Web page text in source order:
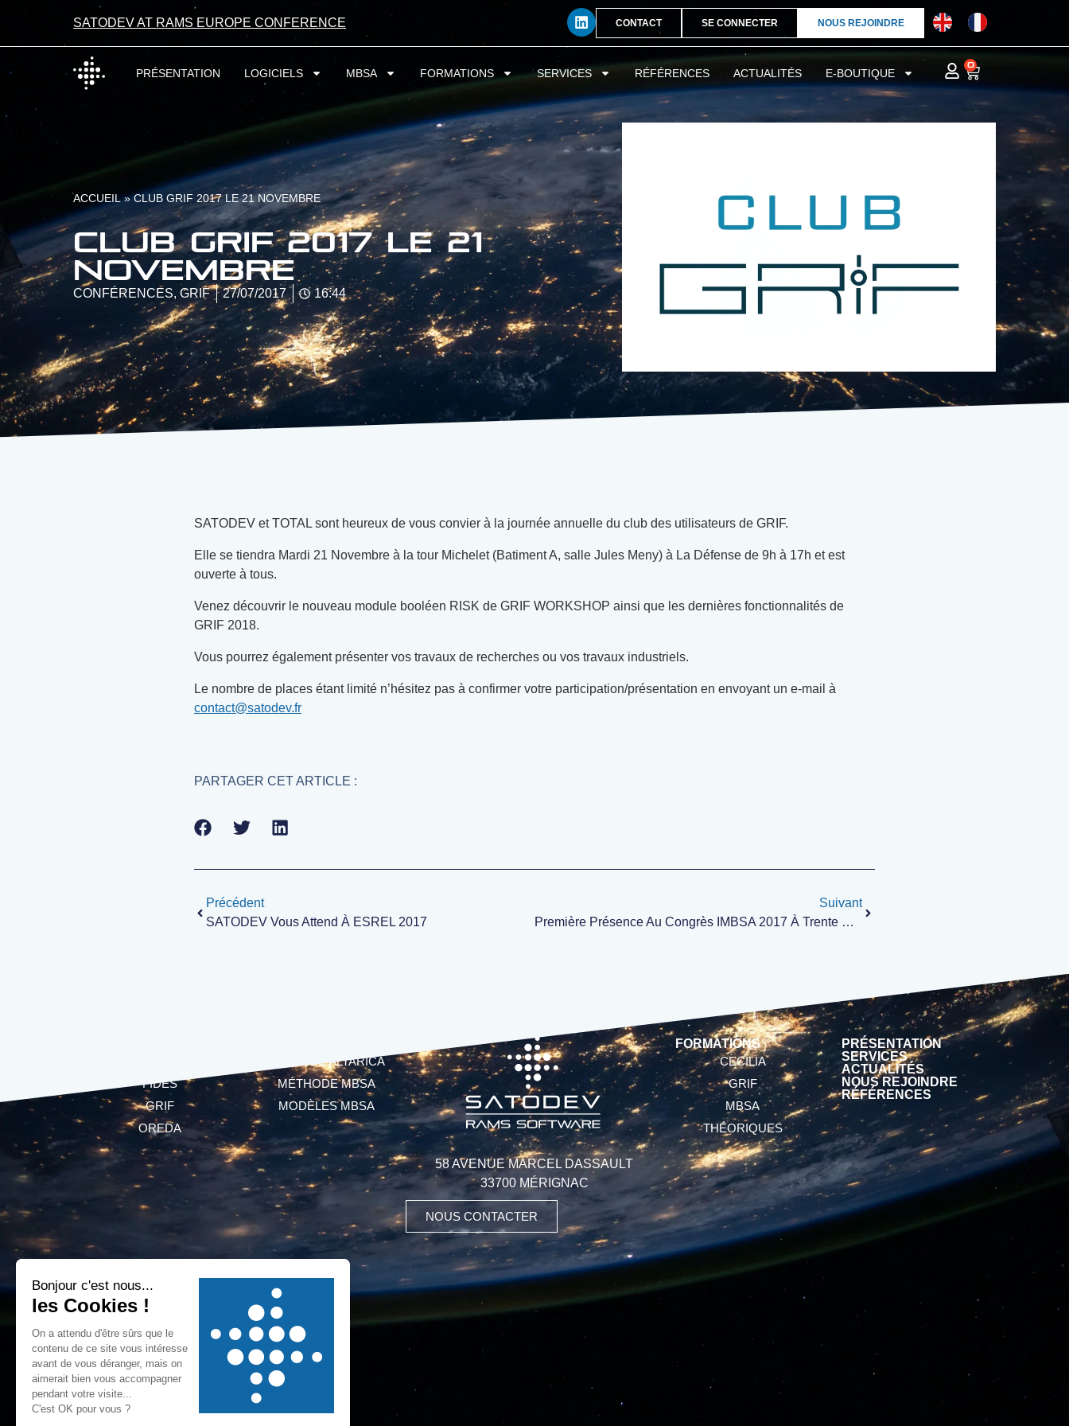
SATODEV AT RAMS EUROPE CONFERENCE CONTACT SE CONNECTER NOUS REJOINDRE
PRÉSENTATION LOGICIELS MBSA FORMATIONS SERVICES RÉFÉRENCES ACTUALITÉS E-BOUTIQUE
0
ACCUEIL»CLUB GRIF 2017 LE 21 NOVEMBRE
Club GRIF 2017 le 21
Novembre
CONFÉRENCES, GRIF 27/07/2017 16:44
SATODEV et TOTAL sont heureux de vous convier à la journée annuelle du club des utilisateurs de GRIF.
Elle se tiendra Mardi 21 Novembre à la tour Michelet (Batiment A, salle Jules Meny) à La Défense de 9h à 17h et est
ouverte à tous.
Venez découvrir le nouveau module booléen RISK de GRIF WORKSHOP ainsi que les dernières fonctionnalités de
GRIF 2018.
Vous pourrez également présenter vos travaux de recherches ou vos travaux industriels.
Le nombre de places étant limité n’hésitez pas à confirmer votre participation/présentation en envoyant un e-mail à
contact@satodev.fr
PARTAGER CET ARTICLE :
Précédent
SATODEV Vous Attend À ESREL 2017
Suivant
Première Présence Au Congrès IMBSA 2017 À Trente En Italie
FIDES
GRIF
OREDA
LANGAGE ALTARICA
MÉTHODE MBSA
MODÈLES MBSA
58 AVENUE MARCEL DASSAULT
33700 MÉRIGNAC
NOUS CONTACTER
FORMATIONS
CECILIA
GRIF
MBSA
THÉORIQUES
PRÉSENTATION
SERVICES
ACTUALITÉS
NOUS REJOINDRE
RÉFÉRENCES